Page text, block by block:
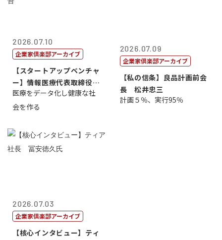
2026.07.10
企業家倶楽部アーカイブ
【スタートアップベンチャ
ー】情報医療代表取締役
原 聖吾
医療をデータ化し健康な社
会を作る
2026.07.09
企業家倶楽部アーカイブ
【私の信条】良品計画前会
長 松井忠三
計画５％、実行95％
2026.07.03
企業家倶楽部アーカイブ
【核心インタビュー】ティ